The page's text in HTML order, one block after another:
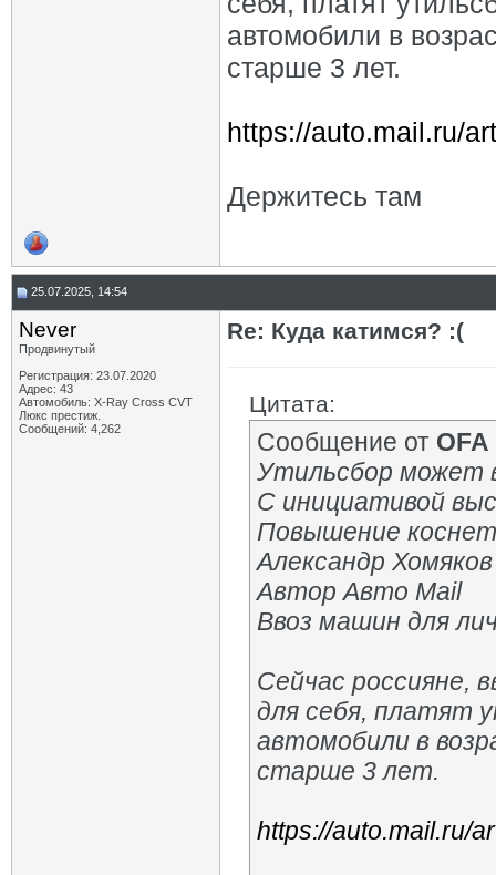
автомобили в
старше 3 лет.
https://auto.mail.ru/
Держитесь там
25.07.2025, 14:54
Never
Продвинутый
Регистрация: 23.07.2020
Адрес: 43
Автомобиль: X-Ray Cross CVT
Люкс престиж.
Сообщений: 4,262
Re: Куда катимся? :(
Цитата:
Сообщение от OFA
Утильсбор может
С инициативой
Повышение
Александр Хомяков
Автор Авто Mail
Ввоз машин для
Сейчас россияне,
для себя, платят
автомобили в
старше 3 лет.
https://auto.mail.ru/